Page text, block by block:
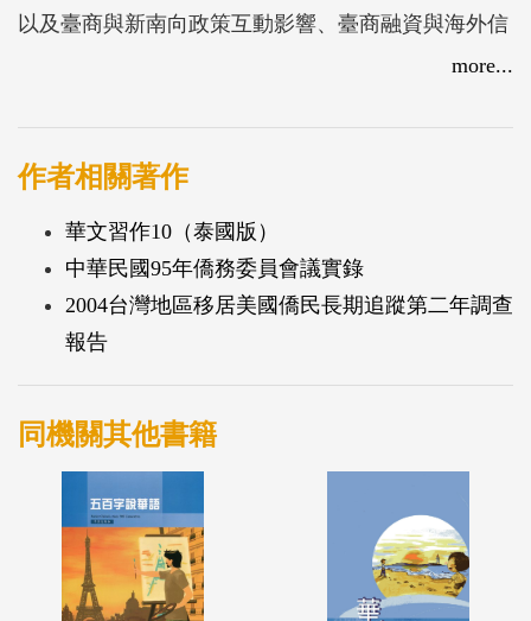
以及臺商與新南向政策互動影響、臺商融資與海外信
保基金、返臺投資意願、其他關注議題等資訊之調查
more...
作者相關著作
華文習作10（泰國版）
中華民國95年僑務委員會議實錄
2004台灣地區移居美國僑民長期追蹤第二年調查
報告
同機關其他書籍